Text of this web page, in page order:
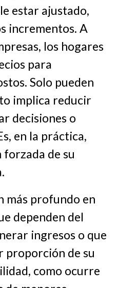
estar ajustado,
incrementos. A
los hogares
para
Solo pueden
implica reducir
decisiones o
en la práctica,
de su
más profundo en
dependen del
ingresos o que
proporción de su
como ocurre